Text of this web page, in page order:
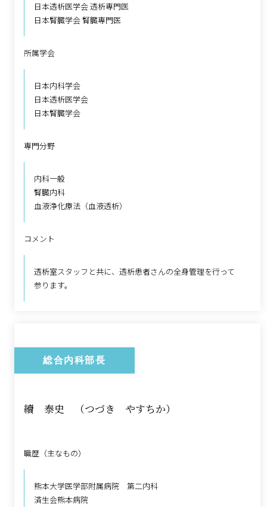
日本透析医学会 透析専門医
日本腎臓学会 腎臓専門医
所属学会
日本内科学会
日本透析医学会
日本腎臓学会
専門分野
内科一般
腎臓内科
血液浄化療法（血液透析）
コメント
透析室スタッフと共に、透析患者さんの全身管理を行って
参ります。
総合内科部長
續 泰史 （つづき やすちか）
職歴（主なもの）
熊本大学医学部附属病院 第二内科
済生会熊本病院